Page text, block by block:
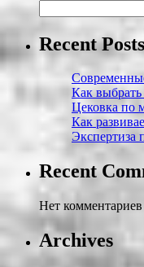
Recent Posts
Как
Цековка по
Как
Экспертиза
Recent
Нет
Archives